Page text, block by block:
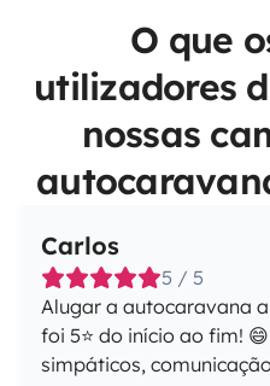
O que
utilizadores
nossas
Carlos
5 / 5
Alugar a autocaravana
foi 5⭐ do início ao fim!
simpáticos,